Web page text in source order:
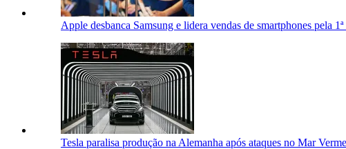
Apple desbanca Samsung e lidera vendas de smartphones pela
Tesla paralisa produção na Alemanha após ataques no Mar